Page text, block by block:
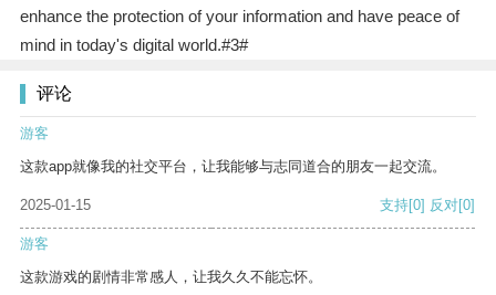
enhance the protection of your information and have peace of
mind in today's digital world.#3#
评论
游客
这款app就像我的社交平台，让我能够与志同道合的朋友一起交流。
2025-01-15 支持[0] 反对[0]
游客
这款游戏的剧情非常感人，让我久久不能忘怀。